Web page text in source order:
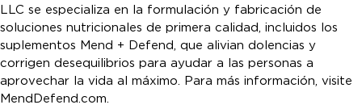
LLC se especializa en la formulación y fabricación de
soluciones nutricionales de primera calidad, incluidos los
suplementos Mend + Defend, que alivian dolencias y
corrigen desequilibrios para ayudar a las personas a
aprovechar la vida al máximo. Para más información, visite
MendDefend.com.